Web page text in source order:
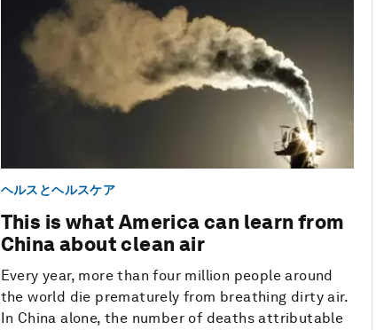
ヘルスとヘルスケア
This is what America can learn from
China about clean air
Every year, more than four million people around
the world die prematurely from breathing dirty air.
In China alone, the number of deaths attributable